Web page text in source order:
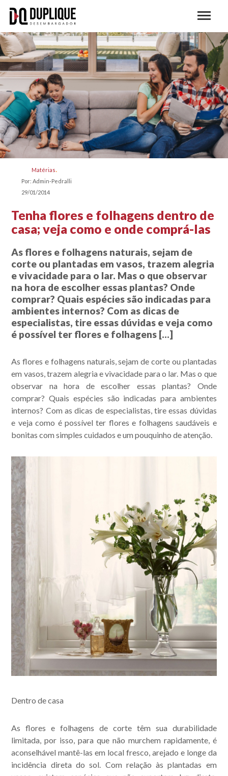
Matérias
Por: Admin-Pedralli
29/01/2014
Tenha flores e folhagens dentro de
casa; veja como e onde comprá-las
As flores e folhagens naturais, sejam de
corte ou plantadas em vasos, trazem alegria
e vivacidade para o lar. Mas o que observar
na hora de escolher essas plantas? Onde
comprar? Quais espécies são indicadas para
ambientes internos? Com as dicas de
especialistas, tire essas dúvidas e veja como
é possível ter flores e folhagens […]
As flores e folhagens naturais, sejam de corte ou plantadas
em vasos, trazem alegria e vivacidade para o lar. Mas o que
observar na hora de escolher essas plantas? Onde
comprar? Quais espécies são indicadas para ambientes
internos? Com as dicas de especialistas, tire essas dúvidas
e veja como é possível ter flores e folhagens saudáveis e
bonitas com simples cuidados e um pouquinho de atenção.
Dentro de casa
As flores e folhagens de corte têm sua durabilidade
limitada, por isso, para que não murchem rapidamente, é
aconselhável mantê-las em local fresco, arejado e longe da
incidência direta do sol. Com relação às plantadas em